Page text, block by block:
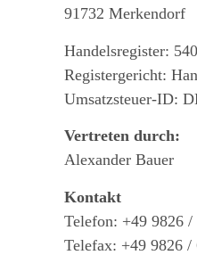
91732 Merkendorf
Handelsregister:
Registergericht:
Umsatzsteuer-ID:
Vertreten durch:
Alexander Bauer
Kontakt
Telefon: +49 9826 /
Telefax: +49 9826 /